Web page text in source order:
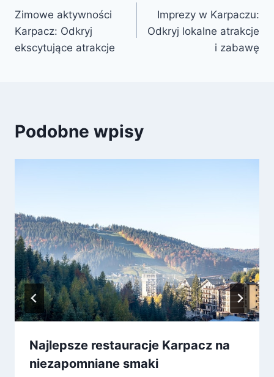
wpisu
Zimowe aktywności
Karpacz: Odkryj
ekscytujące atrakcje
Imprezy w Karpaczu:
Odkryj lokalne atrakcje
i zabawę
Podobne wpisy
Najlepsze restauracje Karpacz na
niezapomniane smaki